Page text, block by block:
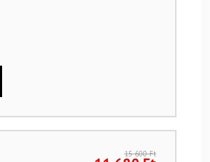
15 600Ft